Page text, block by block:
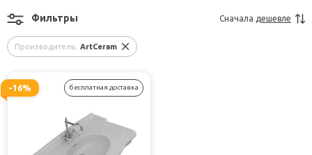
Производитель: ArtCeram
Фильтры Сначала дешевле
-16% бесплатная доставка